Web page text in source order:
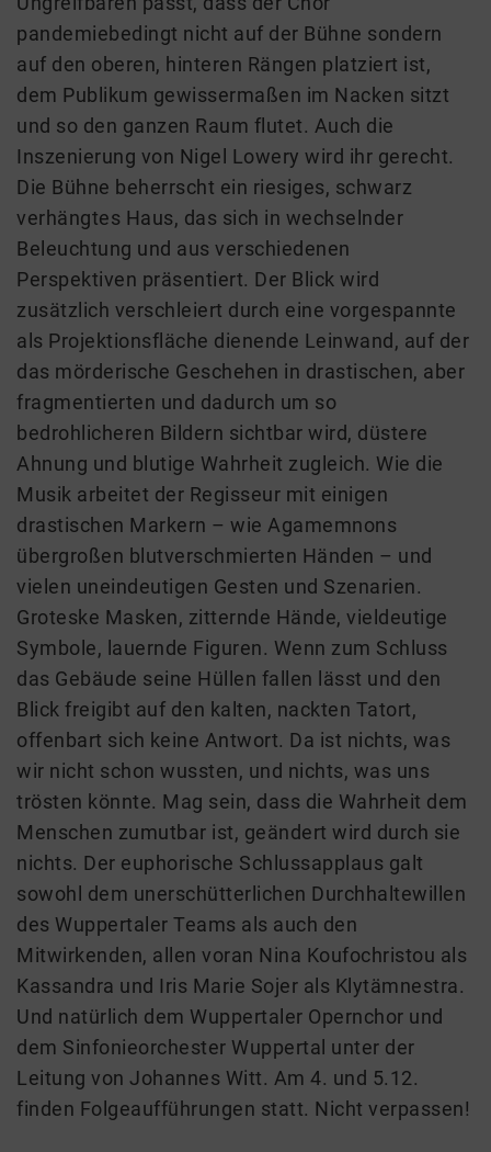
pandemiebedingt nicht auf der Bühne sondern
auf den oberen, hinteren Rängen platziert ist,
dem Publikum gewissermaßen im Nacken sitzt
und so den ganzen Raum flutet. Auch die
Inszenierung von Nigel Lowery wird ihr gerecht.
Die Bühne beherrscht ein riesiges, schwarz
verhängtes Haus, das sich in wechselnder
Beleuchtung und aus verschiedenen
Perspektiven präsentiert. Der Blick wird
zusätzlich verschleiert durch eine vorgespannte
als Projektionsfläche dienende Leinwand, auf der
das mörderische Geschehen in drastischen, aber
fragmentierten und dadurch um so
bedrohlicheren Bildern sichtbar wird, düstere
Ahnung und blutige Wahrheit zugleich. Wie die
Musik arbeitet der Regisseur mit einigen
drastischen Markern – wie Agamemnons
übergroßen blutverschmierten Händen – und
vielen uneindeutigen Gesten und Szenarien.
Groteske Masken, zitternde Hände, vieldeutige
Symbole, lauernde Figuren. Wenn zum Schluss
das Gebäude seine Hüllen fallen lässt und den
Blick freigibt auf den kalten, nackten Tatort,
offenbart sich keine Antwort. Da ist nichts, was
wir nicht schon wussten, und nichts, was uns
trösten könnte. Mag sein, dass die Wahrheit dem
Menschen zumutbar ist, geändert wird durch sie
nichts. Der euphorische Schlussapplaus galt
sowohl dem unerschütterlichen Durchhaltewillen
des Wuppertaler Teams als auch den
Mitwirkenden, allen voran Nina Koufochristou als
Kassandra und Iris Marie Sojer als Klytämnestra.
Und natürlich dem Wuppertaler Opernchor und
dem Sinfonieorchester Wuppertal unter der
Leitung von Johannes Witt. Am 4. und 5.12.
finden Folgeaufführungen statt. Nicht verpassen!